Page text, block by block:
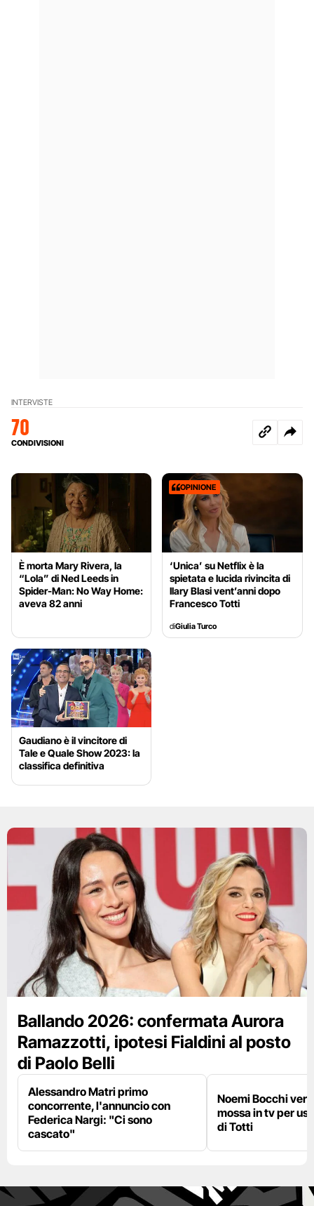
INTERVISTE
70
CONDIVISIONI
È morta Mary Rivera, la
“Lola” di Ned Leeds in
Spider-Man: No Way Home:
aveva 82 anni
OPINIONE
‘Unica’ su Netflix è la
spietata e lucida rivincita di
Ilary Blasi vent’anni dopo
Francesco Totti
diGiulia Turco
Gaudiano è il vincitore di
Tale e Quale Show 2023: la
classifica definitiva
Ballando 2026: confermata Aurora
Ramazzotti, ipotesi Fialdini al posto
di Paolo Belli
Alessandro Matri primo
concorrente, l'annuncio con
Federica Nargi: "Ci sono
cascato"
Noemi Bocchi
mossa in tv per
di Totti